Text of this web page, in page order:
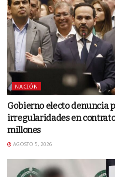
NACIÓN
Gobierno electo denuncia
irregularidades en
millones
AGOSTO 5, 2026